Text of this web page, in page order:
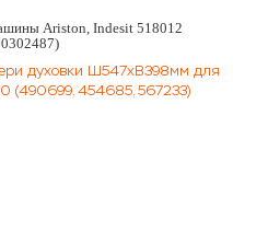
Ariston, Indesit 518012